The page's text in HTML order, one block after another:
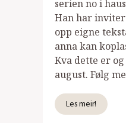
serien no i
Han har
opp eigne
anna kan
Kva dette er
august. Følg
Les meir!